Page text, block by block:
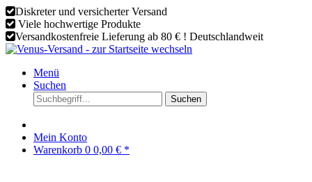
Diskreter und versicherter Versand
Viele hochwertige Produkte
Versandkostenfreie Lieferung ab 80 € ! Deutschlandweit
Menü
Suchen
Suchen
Mein Konto
Warenkorb 0 0,00 € *